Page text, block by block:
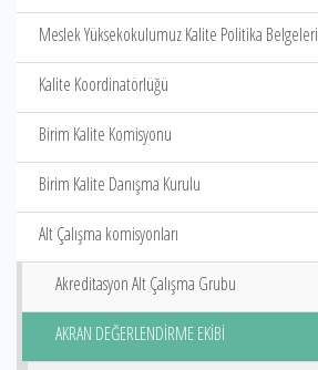
Meslek Yüksekokulumuz Kalite Politika Belgeleri
Kalite Koordinatörlüğü
Birim Kalite Komisyonu
Birim Kalite Danışma Kurulu
Alt Çalışma komisyonları
Akreditasyon Alt Çalışma Grubu
AKRAN DEĞERLENDİRME EKİBİ